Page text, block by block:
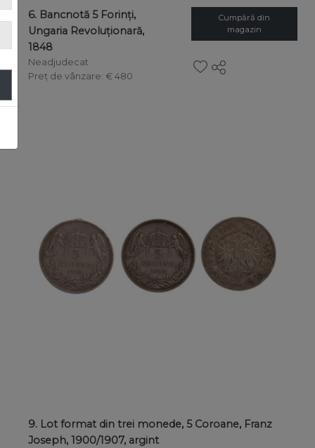
6. Bancnotă 5 Forinți,
Ungaria Revoluționară,
1848
Cumpără din
magazin
Neadjudecat
Preț de vânzare: € 480
9. Lot format din trei monede, 5 Coroane, Franz
Joseph, 1900/1907, argint